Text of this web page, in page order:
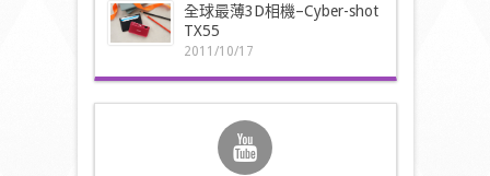
全球最薄3D相機–Cyber-shot
TX55
2011/10/17